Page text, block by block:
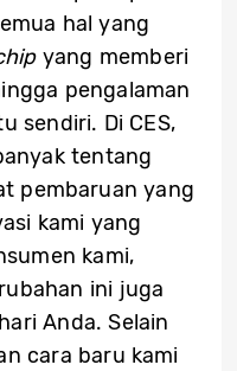
hal yang
yang memberi
pengalaman
sendiri. Di CES,
tentang
pembaruan yang
kami yang
kami,
ini juga
Anda. Selain
cara baru kami